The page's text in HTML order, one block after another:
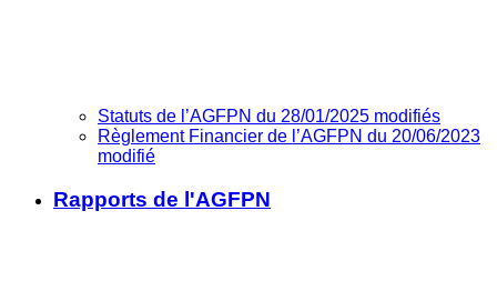
Statuts de l’AGFPN du 28/01/2025 modifiés
Règlement Financier de l’AGFPN du 20/06/2023
modifié
Rapports de l'AGFPN